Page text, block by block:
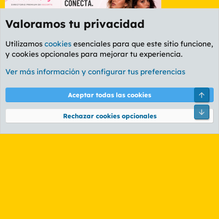
Foro Cine
Cookies
PL OLDSTYLE AMARILLO
Términos y reglas Política de privacidad Ayuda
Community platform by XenForo® © 2010-2026 XenForo Ltd.
Valoramos tu privacidad
Utilizamos cookies esenciales para que este sitio funcione,
y cookies opcionales para mejorar tu experiencia.
Ver más información y configurar tus preferencias
Aceptar todas las cookies
Rechazar cookies opcionales
Pie